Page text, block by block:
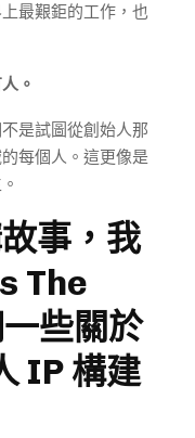
最艱鉅的工作，也
。
是試圖從創始人那
每個人。這更像是
事，我
The
些關於
IP 構建